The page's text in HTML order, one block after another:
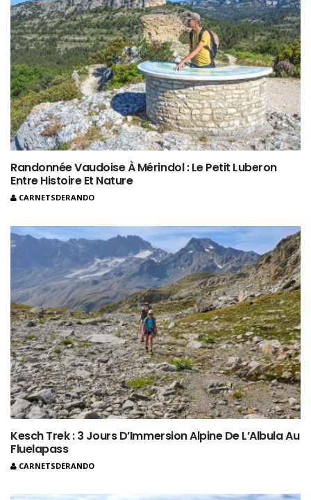
Randonnée Vaudoise À Mérindol : Le Petit Luberon
Entre Histoire Et Nature
CARNETSDERANDO
Kesch Trek : 3 Jours D’Immersion Alpine De L’Albula Au
Fluelapass
CARNETSDERANDO